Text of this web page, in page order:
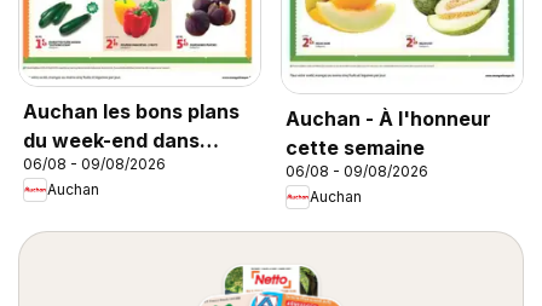
Auchan les bons plans
du week-end dans
votre hyper
06/08 - 09/08/2026
Auchan
Auchan - À l'honneur
cette semaine
06/08 - 09/08/2026
Auchan